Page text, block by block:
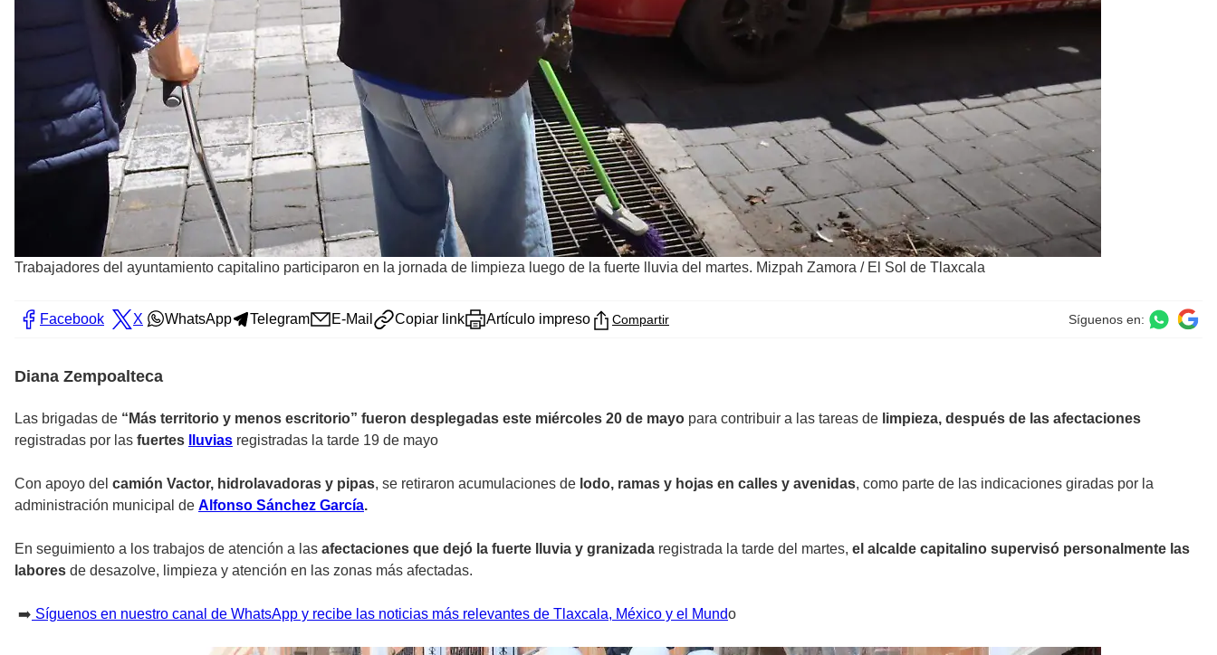
Trabajadores del ayuntamiento capitalino participaron en la jornada de limpieza luego de la fuerte lluvia del martes. Mizpah Zamora / El Sol de Tlaxcala
Facebook X WhatsApp Telegram E-Mail Copiar link Artículo impreso Compartir Síguenos en:
Diana Zempoalteca
Las brigadas de “Más territorio y menos escritorio” fueron desplegadas este miércoles 20 de mayo para contribuir a las tareas de limpieza, después de las afectaciones
registradas por las fuertes lluvias registradas la tarde 19 de mayo
Con apoyo del camión Vactor, hidrolavadoras y pipas, se retiraron acumulaciones de lodo, ramas y hojas en calles y avenidas, como parte de las indicaciones giradas por la
administración municipal de Alfonso Sánchez García.
En seguimiento a los trabajos de atención a las afectaciones que dejó la fuerte lluvia y granizada registrada la tarde del martes, el alcalde capitalino supervisó personalmente las
labores de desazolve, limpieza y atención en las zonas más afectadas.
➡️ Síguenos en nuestro canal de WhatsApp y recibe las noticias más relevantes de Tlaxcala, México y el Mundo